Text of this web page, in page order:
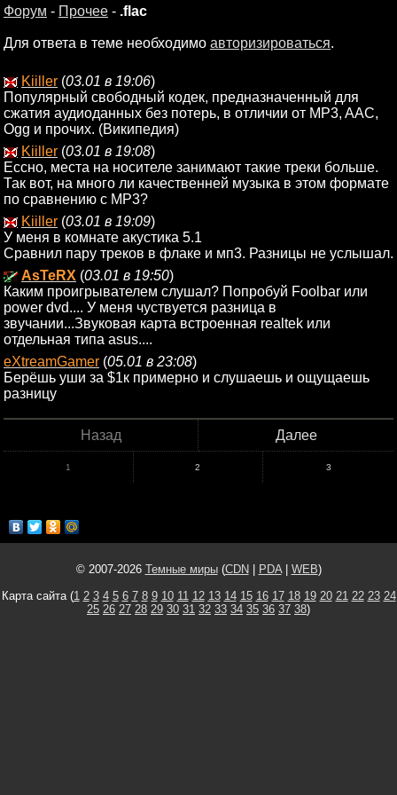
Форум - Прочее - .flac
Для ответа в теме необходимо авторизироваться.
Kiiller (03.01 в 19:06)
Популярный свободный кодек, предназначенный для
сжатия аудиоданных без потерь, в отличии от MP3, AAC,
Ogg и прочих. (Википедия)
Kiiller (03.01 в 19:08)
Ессно, места на носителе занимают такие треки больше.
Так вот, на много ли качественней музыка в этом формате
по сравнению с MP3?
Kiiller (03.01 в 19:09)
У меня в комнате акустика 5.1
Сравнил пару треков в флаке и мп3. Разницы не услышал.
AsTeRX (03.01 в 19:50)
Каким проигрывателем слушал? Попробуй Foolbar или
power dvd.... У меня чуствуется разница в
звучании...Звуковая карта встроенная realtek или
отдельная типа asus....
eXtreamGamer (05.01 в 23:08)
Берёшь уши за $1к примерно и слушаешь и ощущаешь
разницу
Назад Далее
1 2 3
© 2007-2026 Темные миры(CDN PDA| WEB)
Карта сайта (1 2 3 4 5 6 7 8 9 10 11 12 13 14 15 16 17 18 19 20 21 22 23 24
25 26 27 28 29 30 31 32 33 34 35 36 37 38)